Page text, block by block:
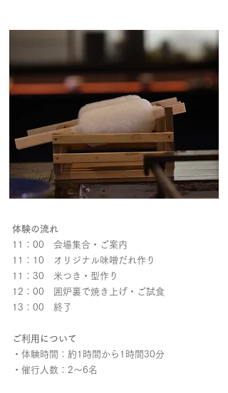
体験の流れ
11：00 会場集合・ご案内
11：10 オリジナル味噌だれ作り
11：30 米つき・型作り
12：00 囲炉裏で焼き上げ・ご試食
13：00 終了
ご利用について
・体験時間：約1時間から1時間30分
​・催行人数：2〜6名